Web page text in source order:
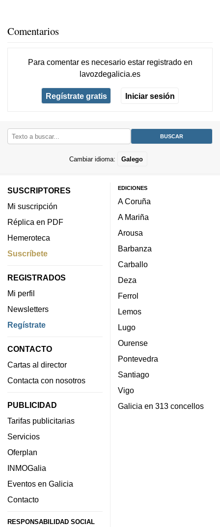
Comentarios
Para comentar es necesario estar registradoen
lavozdegalicia.es
Regístrate gratis Iniciar sesión
Cambiar idioma: Galego
SUSCRIPTORES
Mi suscripción
Réplica en PDF
Hemeroteca
Suscríbete
REGISTRADOS
Mi perfil
Newsletters
Regístrate
CONTACTO
Cartas al director
Contacta con nosotros
PUBLICIDAD
Tarifas publicitarias
Servicios
Oferplan
INMOGalia
Eventos en Galicia
Contacto
RESPONSABILIDAD SOCIAL
EDICIONES
A Coruña
A Mariña
Arousa
Barbanza
Carballo
Deza
Ferrol
Lemos
Lugo
Ourense
Pontevedra
Santiago
Vigo
Galicia en 313 concellos